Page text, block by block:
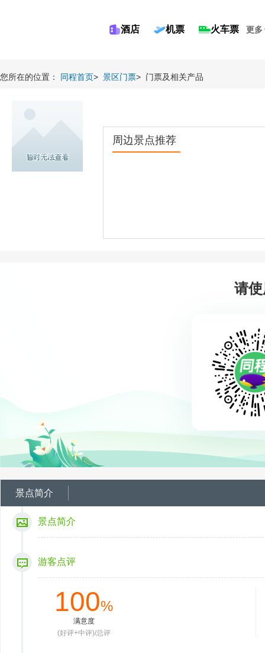
酒店 机票 火车票 更多
您所在的位置： 同程首页> 景区门票> 门票及相关产品
周边景点推荐
请
景点简介
景点简介
游客点评
100%
满意度
(好评+中评)/总评